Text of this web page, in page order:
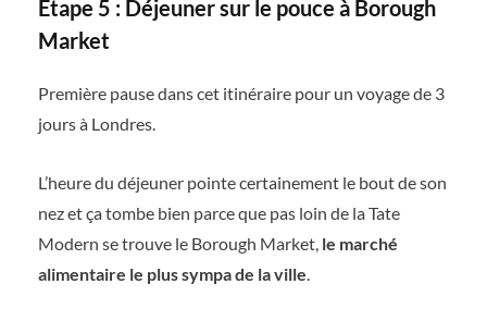
Etape 5 : Déjeuner sur le pouce à Borough
Market
Première pause dans cet itinéraire pour un voyage de 3
jours à Londres.
L’heure du déjeuner pointe certainement le bout de son
nez et ça tombe bien parce que pas loin de la Tate
Modern se trouve le Borough Market, le marché
alimentaire le plus sympa de la ville.